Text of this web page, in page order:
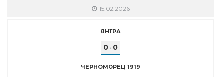
15.02.2026
ЯНТРА
0 - 0
ЧЕРНОМОРЕЦ 1919